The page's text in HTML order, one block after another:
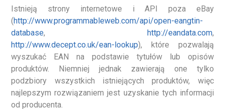
Istnieją strony internetowe i API poza eBay
(http://www.programmableweb.com/api/open-eangtin-
database, http://eandata.com,
http://www.decept.co.uk/ean-lookup), które pozwalają
wyszukać EAN na podstawie tytułów lub opisów
produktów. Niemniej jednak zawierają one tylko
podzbiory wszystkich istniejących produktów, więc
najlepszym rozwiązaniem jest uzyskanie tych informacji
od producenta.